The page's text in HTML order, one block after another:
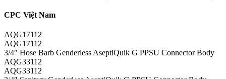
CPC Việt Nam
AQG17112
AQG17112
3/4″ Hose Barb Genderless AseptiQuik G PPSU Connector Body
AQG33112
AQG33112